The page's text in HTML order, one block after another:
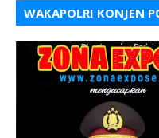
WAKAPOLRI KONJEN
S.H.M.H